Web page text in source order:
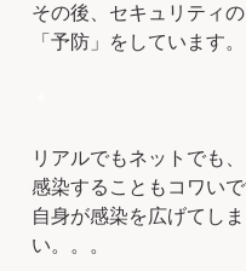
その後、セキュリティ
「予防」をしています。
リアルでもネットでも、
感染することもコワいで
自身が感染を広げてし
い。。。